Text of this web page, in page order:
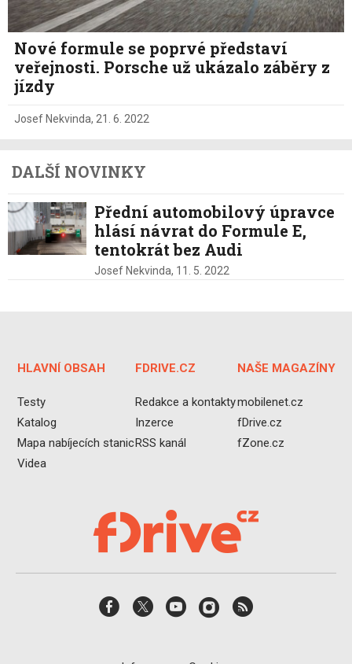
Nové formule se poprvé představí
veřejnosti. Porsche už ukázalo záběry z
jízdy
Josef Nekvinda, 21. 6. 2022
DALŠÍ NOVINKY
Přední automobilový úpravce
hlásí návrat do Formule E,
tentokrát bez Audi
Josef Nekvinda, 11. 5. 2022
HLAVNÍ OBSAH
Testy
Katalog
Mapa nabíjecích stanic
Videa
FDRIVE.CZ
Redakce a kontakty
Inzerce
RSS kanál
NAŠE MAGAZÍNY
mobilenet.cz
fDrive.cz
fZone.cz